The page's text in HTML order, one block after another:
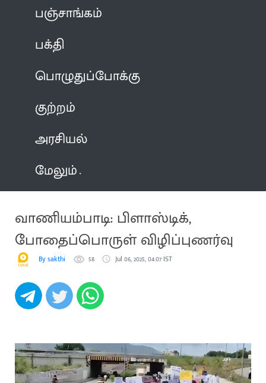
பஞ்சாங்கம்
பக்தி
பொழுதுப்போக்கு
குற்றம்
அரசியல்
மேலும்
வாணியம்பாடி: பிளாஸ்டிக்,
போதைப்பொருள் விழிப்புணர்வு
By sakthi 58 Jul 06, 2025, 04:07 IST